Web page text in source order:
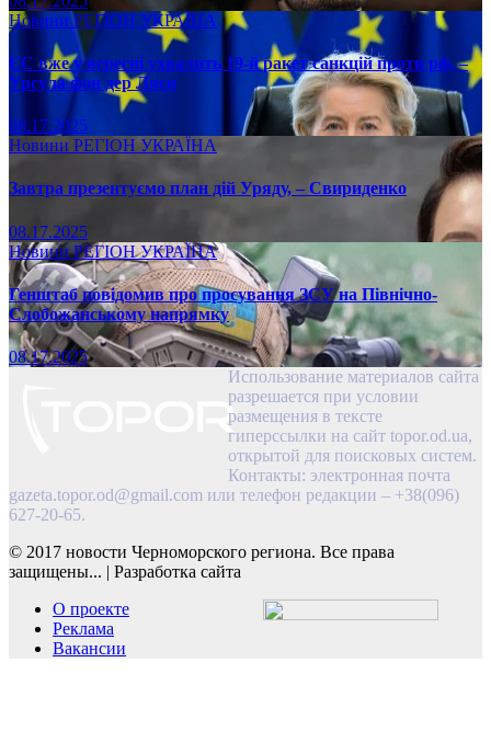
НовиниРЕГІОН УКРАЇНА
ЄС вже у вересні ухвалить 19-й ракет санкцій проти рф, –
Урсула фон дер Ляєн
08.17.2025
Новини РЕГІОН УКРАЇНА
Завтра презентуємо план дій Уряду, – Свириденко
08.17.2025
НовиниРЕГІОНУКРАЇНА
Генштаб повідомив про просування ЗСУ на Північно-
Слобожанському напрямку
08.17.2025
Использование материалов сайта
разрешается при условии
размещения в тексте
гиперссылки на сайт topor.od.ua,
открытой для поисковых систем.
Контакты: электронная почта
gazeta.topor.od@gmail.com или телефон редакции – +38(096)
627-20-65.
© 2017 новости Черноморского региона. Все права
защищены... | Разработка сайта
О проекте
Реклама
Вакансии